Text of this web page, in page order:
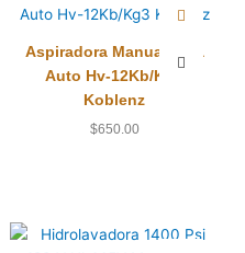
Aspiradora Manual Para
Auto Hv-12Kb/Kg3
Koblenz
$650.00